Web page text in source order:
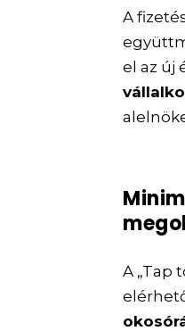
A
el az új
A „Tap